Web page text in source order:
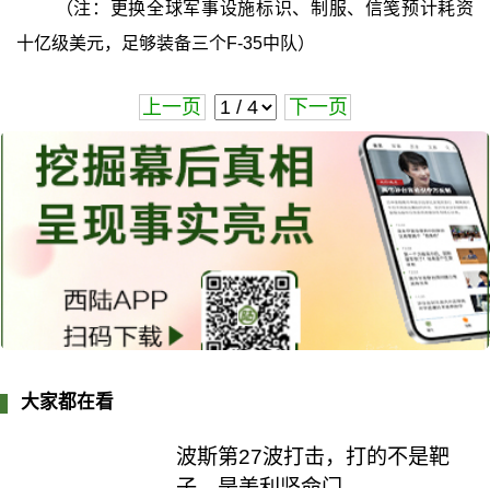
（注：更换全球军事设施标识、制服、信笺预计耗资
十亿级美元，足够装备三个F-35中队）
上一页 下一页
大家都在看
波斯第27波打击，打的不是靶